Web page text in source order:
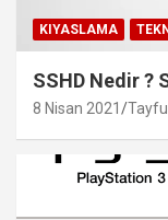
KIYASLAMA
SSHD Nedir ?
8 Nisan 2021